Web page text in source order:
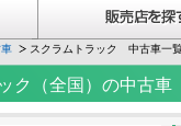
スクラムトラック 中古車一
ク（全国）の中古車